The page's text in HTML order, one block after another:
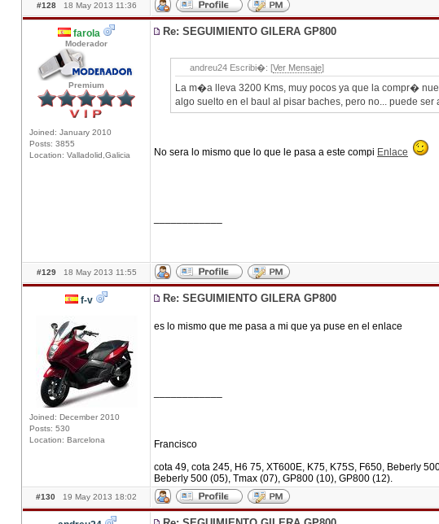
#128 18 May 2013 11:36
farola
Moderador
Premium
Joined: January 2010
Posts: 3855
Location: Valladolid,Galicia
Re: SEGUIMIENTO GILERA GP800
andreu24 Escribi�: [Ver Mensaje]
La m�a lleva 3200 Kms, muy pocos ya que la compr�
algo suelto en el baul al pisar baches, pero no... puede
No sera lo mismo que lo que le pasa a este compi Enlace
#129 18 May 2013 11:55
f-v
Joined: December 2010
Posts: 530
Location: Barcelona
Re: SEGUIMIENTO GILERA GP800
es lo mismo que me pasa a mi que ya puse en el enlace
Francisco
cota 49, cota 245, H6 75, XT600E, K75, K75S, F650, Beberly
Beberly 500 (05), Tmax (07), GP800 (10), GP800 (12).
#130 19 May 2013 18:02